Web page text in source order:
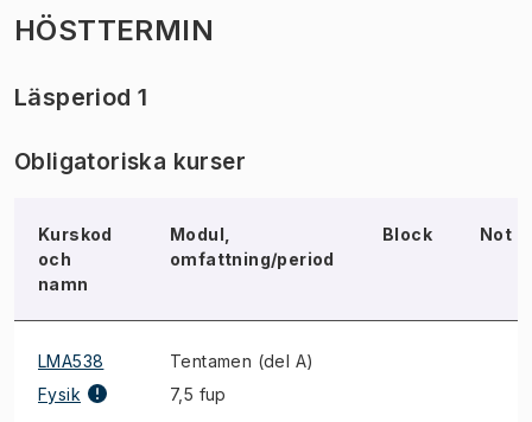
HÖSTTERMIN
Läsperiod 1
Obligatoriska kurser
Kurskod
och
namn
Modul,
omfattning/period
Block Not
LMA538
Fysik
Tentamen (del A)
7,5 fup